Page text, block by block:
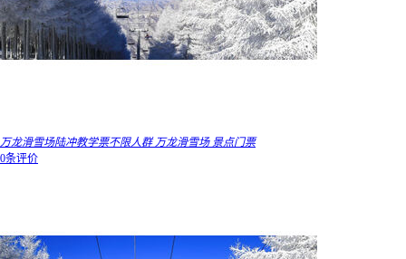
万龙滑雪场陆冲教学票不限人群 万龙滑雪场 景点门票
0条评价